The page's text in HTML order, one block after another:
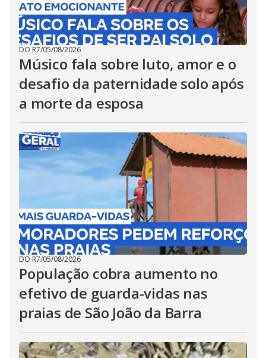
DO R7/05/08/2026
Músico fala sobre luto, amor e o
desafio da paternidade solo após
a morte da esposa
DO R7/05/08/2026
População cobra aumento no
efetivo de guarda-vidas nas
praias de São João da Barra